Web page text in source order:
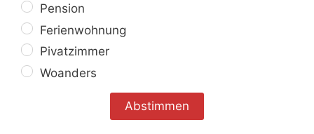
Pension
Ferienwohnung
Pivatzimmer
Woanders